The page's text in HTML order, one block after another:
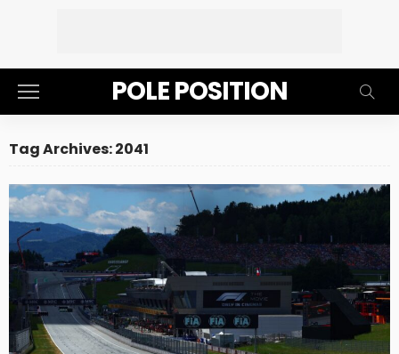
POLE POSITION
Tag Archives: 2041